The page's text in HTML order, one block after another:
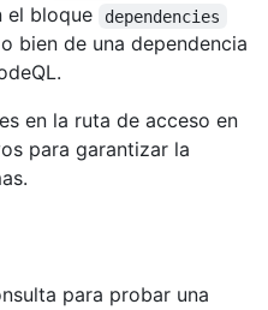
el bloque
dependencies
bien de una dependencia
en la ruta de acceso en
para garantizar la
para probar una